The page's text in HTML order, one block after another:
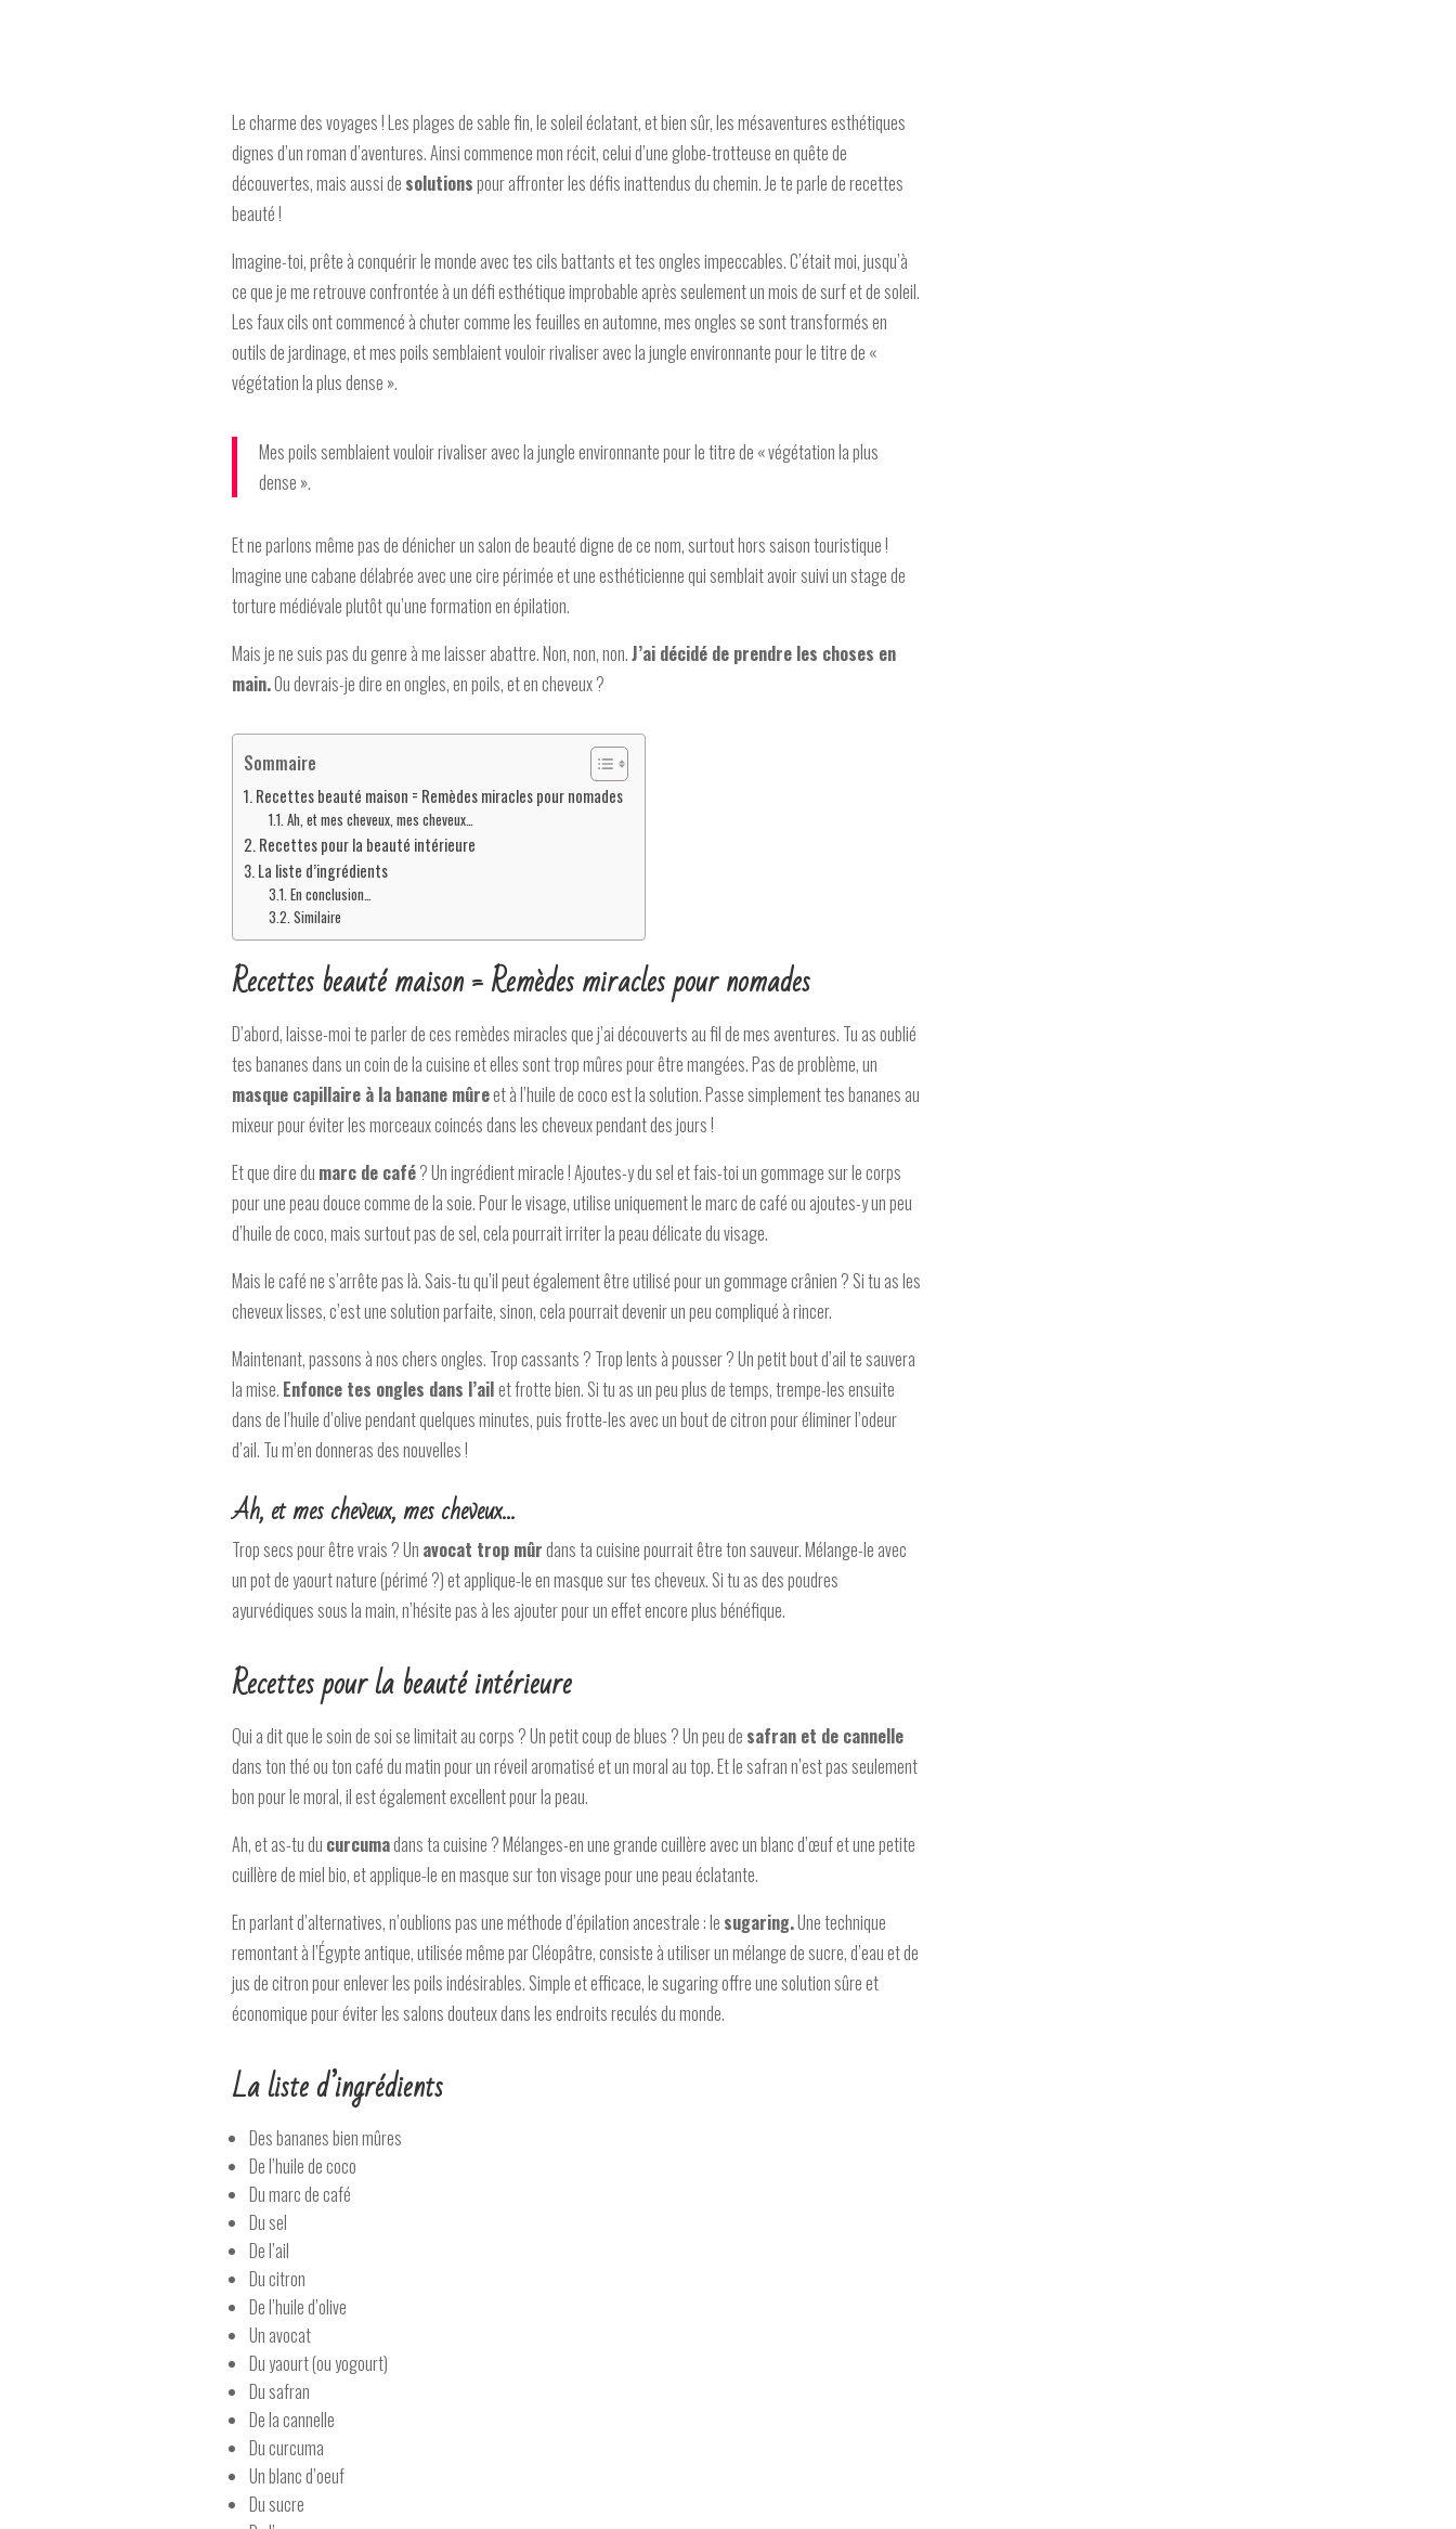
Le charme des voyages ! Les plages de sable fin, le soleil éclatant, et bien sûr, les mésaventures esthétiques
dignes d’un roman d’aventures. Ainsi commence mon récit, celui d’une globe-trotteuse en quête de
découvertes, mais aussi de solutionspour affronter les défis inattendus du chemin. Je te parle de recettes
beauté !
Imagine-toi, prête à conquérir le monde avec tes cils battants et tes ongles impeccables. C’était moi, jusqu’à
ce que je me retrouve confrontée à un défi esthétique improbable après seulement un mois de surf et de soleil.
Les faux cils ont commencé à chuter comme les feuilles en automne, mes ongles se sont transformés en
outils de jardinage, et mes poils semblaient vouloir rivaliser avec la jungle environnante pour le titre de «
végétation la plus dense ».
Mes poils semblaient vouloir rivaliser avec la jungle environnante pour le titre de « végétation la plus
dense ».
Et ne parlons même pas de dénicher un salon de beauté digne de ce nom, surtout hors saison touristique !
Imagine une cabane délabrée avec une cire périmée et une esthéticienne qui semblait avoir suivi un stage de
torture médiévale plutôt qu’une formation en épilation.
Mais je ne suis pas du genre à me laisser abattre. Non, non, non.J’ai décidé de prendre les choses en
main.Ou devrais-je dire en ongles, en poils, et en cheveux ?
Sommaire
Recettes beauté maison = Remèdes miracles pour nomades
Ah, et mes cheveux, mes cheveux…
Recettes pour la beauté intérieure
La liste d’ingrédients
En conclusion…
Similaire
Recettes beauté maison = Remèdes miracles pour nomades
D’abord, laisse-moi te parler de ces remèdes miracles que j’ai découverts au fil de mes aventures. Tu as oublié
tes bananes dans un coin de la cuisine et elles sont trop mûres pour être mangées. Pas de problème, un
masque capillaire à la banane mûreet à l’huile de coco est la solution. Passe simplement tes bananes au
mixeur pour éviter les morceaux coincés dans les cheveux pendant des jours !
Et que dire du marc de café? Un ingrédient miracle ! Ajoutes-y du sel et fais-toi un gommage sur le corps
pour une peau douce comme de la soie. Pour le visage, utilise uniquement le marc de café ou ajoutes-y un peu
d’huile de coco, mais surtout pas de sel, cela pourrait irriter la peau délicate du visage.
Mais le café ne s’arrête pas là. Sais-tu qu’il peut également être utilisé pour un gommage crânien ? Si tu as les
cheveux lisses, c’est une solution parfaite, sinon, cela pourrait devenir un peu compliqué à rincer.
Maintenant, passons à nos chers ongles. Trop cassants ? Trop lents à pousser ? Un petit bout d’ail te sauvera
la mise. Enfonce tes ongles dans l’ailet frotte bien. Si tu as un peu plus de temps, trempe-les ensuite
dans de l’huile d’olive pendant quelques minutes, puis frotte-les avec un bout de citron pour éliminer l’odeur
d’ail. Tu m’en donneras des nouvelles !
Ah, et mes cheveux, mes cheveux…
Trop secs pour être vrais ? Un avocat trop mûrdans ta cuisine pourrait être ton sauveur. Mélange-le avec
un pot de yaourt nature (périmé ?) et applique-le en masque sur tes cheveux. Si tu as des poudres
ayurvédiques sous la main, n’hésite pas à les ajouter pour un effet encore plus bénéfique.
Recettes pour la beauté intérieure
Qui a dit que le soin de soi se limitait au corps ? Un petit coup de blues ? Un peu de safran et de cannelle
dans ton thé ou ton café du matin pour un réveil aromatisé et un moral au top. Et le safran n’est pas seulement
bon pour le moral, il est également excellent pour la peau.
Ah, et as-tu du curcumadans ta cuisine ? Mélanges-en une grande cuillère avec un blanc d’œuf et une petite
cuillère de miel bio, et applique-le en masque sur ton visage pour une peau éclatante.
En parlant d’alternatives, n’oublions pas une méthode d’épilation ancestrale : le sugaring.Une technique
remontant à l’Égypte antique, utilisée même par Cléopâtre, consiste à utiliser un mélange de sucre, d’eau et de
jus de citron pour enlever les poils indésirables. Simple et efficace, le sugaring offre une solution sûre et
économique pour éviter les salons douteux dans les endroits reculés du monde.
La liste d’ingrédients
Des bananes bien mûres
De l’huile de coco
Du marc de café
Du sel
De l’ail
Du citron
De l’huile d’olive
Un avocat
Du yaourt (ou yogourt)
Du safran
De la cannelle
Du curcuma
Un blanc d’oeuf
Du sucre